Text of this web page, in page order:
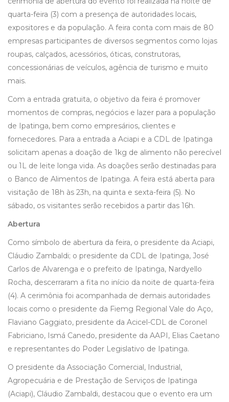
quarta-feira (3) com a presença de autoridades locais,
expositores e da população. A feira conta com mais de 80
empresas participantes de diversos segmentos como lojas
roupas, calçados, acessórios, óticas, construtoras,
concessionárias de veículos, agência de turismo e muito
mais.
Com a entrada gratuita, o objetivo da feira é promover
momentos de compras, negócios e lazer para a população
de Ipatinga, bem como empresários, clientes e
fornecedores. Para a entrada a Aciapi e a CDL de Ipatinga
solicitam apenas a doação de 1kg de alimento não perecível
ou 1L de leite longa vida. As doações serão destinadas para
o Banco de Alimentos de Ipatinga. A feira está aberta para
visitação de 18h às 23h, na quinta e sexta-feira (5). No
sábado, os visitantes serão recebidos a partir das 16h.
Abertura
Como símbolo de abertura da feira, o presidente da Aciapi,
Cláudio Zambaldi; o presidente da CDL de Ipatinga, José
Carlos de Alvarenga e o prefeito de Ipatinga, Nardyello
Rocha, descerraram a fita no início da noite de quarta-feira
(4). A cerimônia foi acompanhada de demais autoridades
locais como o presidente da Fiemg Regional Vale do Aço,
Flaviano Gaggiato, presidente da Acicel-CDL de Coronel
Fabriciano, Ismá Canedo, presidente da AAPI, Elias Caetano
e representantes do Poder Legislativo de Ipatinga.
O presidente da Associação Comercial, Industrial,
Agropecuária e de Prestação de Serviços de Ipatinga
(Aciapi), Cláudio Zambaldi, destacou que o evento era um